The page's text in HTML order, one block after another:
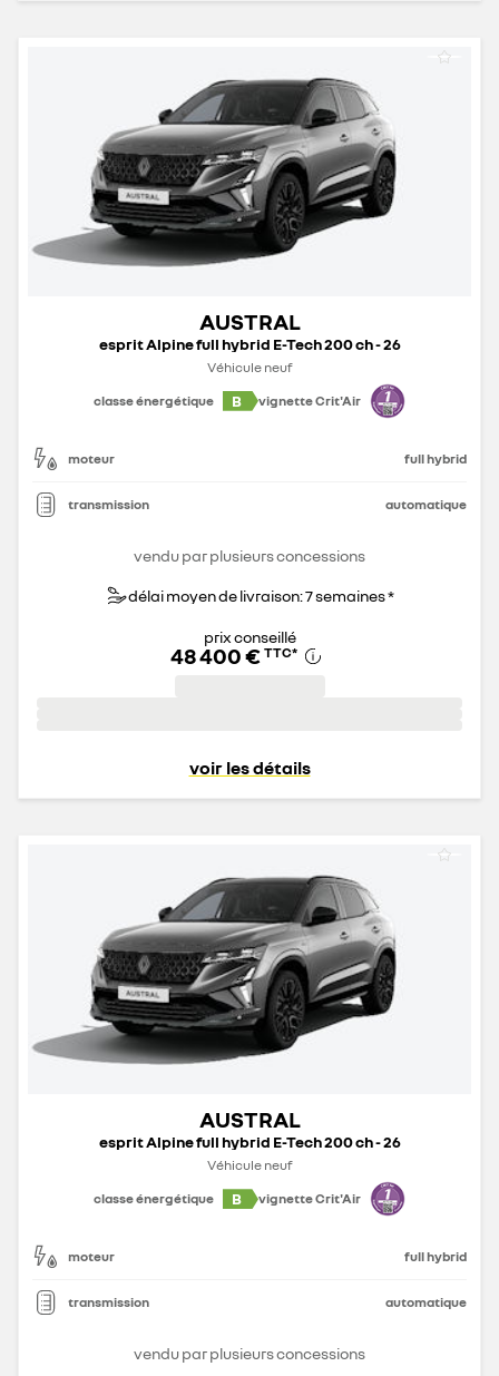
AUSTRAL
esprit Alpine full hybrid E-Tech 200 ch - 26
Véhicule neuf
classe énergétique
B vignette Crit'Air
moteur full hybrid
transmission automatique
vendu par plusieurs concessions
délai moyen de livraison: 7 semaines *
prix conseillé
48 400 € TTC*
voir les détails
AUSTRAL
esprit Alpine full hybrid E-Tech 200 ch - 26
Véhicule neuf
classe énergétique
B vignette Crit'Air
moteur full hybrid
transmission automatique
vendu par plusieurs concessions